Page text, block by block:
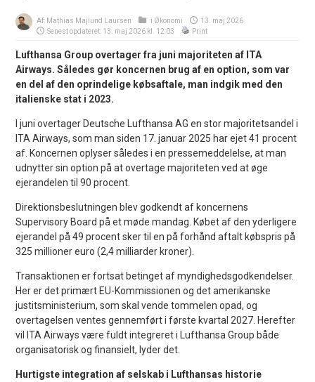
Af: Mathias Majlund Laursen i Økonomi
13. maj 2026
Senest opdateret: 13. maj 2026 kl. 12:03
Print
Lufthansa Group overtager fra juni majoriteten af ITA
Airways. Således gør koncernen brug af en option, som var
en del af den oprindelige købsaftale, man indgik med den
italienske stat i 2023.
I juni overtager Deutsche Lufthansa AG en stor majoritetsandel i
ITA Airways, som man siden 17. januar 2025 har ejet 41 procent
af. Koncernen oplyser således i en pressemeddelelse, at man
udnytter sin option på at overtage majoriteten ved at øge
ejerandelen til 90 procent.
Direktionsbeslutningen blev godkendt af koncernens
Supervisory Board på et møde mandag. Købet af den yderligere
ejerandel på 49 procent sker til en på forhånd aftalt købspris på
325 millioner euro (2,4 milliarder kroner).
Transaktionen er fortsat betinget af myndighedsgodkendelser.
Her er det primært EU-Kommissionen og det amerikanske
justitsministerium, som skal vende tommelen opad, og
overtagelsen ventes gennemført i første kvartal 2027. Herefter
vil ITA Airways være fuldt integreret i Lufthansa Group både
organisatorisk og finansielt, lyder det.
Hurtigste integration af selskab i Lufthansas historie